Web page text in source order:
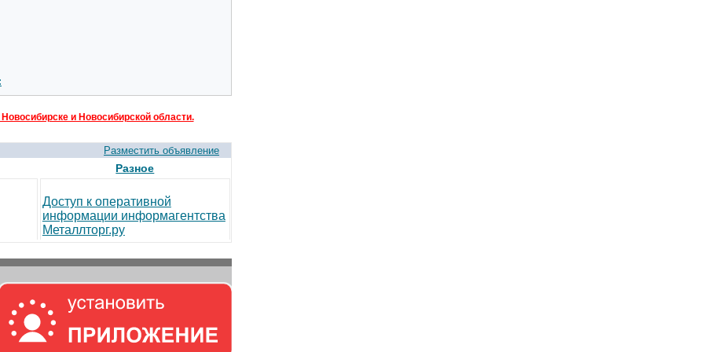
и Новосибирской области.
Разместить объявление
Разное
Доступ к оперативной
информации информагентства
Металлторг.ру